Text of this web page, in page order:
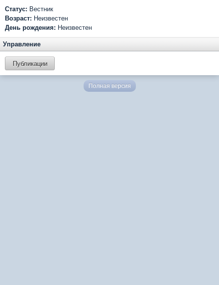
Статус: Вестник
Возраст: Неизвестен
День рождения: Неизвестен
Управление
Публикации
Полная версия